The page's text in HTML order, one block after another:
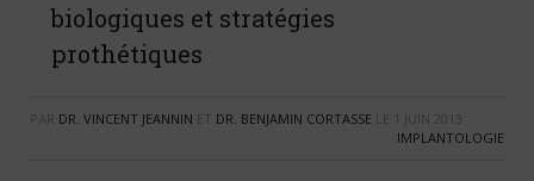
biologiques et stratégies
prothétiques
PAR DR. VINCENT JEANNIN ET DR. BENJAMIN CORTASSE LE
1 JUIN 2013
IMPLANTOLOGIE